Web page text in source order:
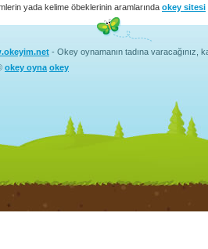
yada kelime öbeklerinin aramlarında okey sitesi
- Okey oynamanın tadına varacağınız,
okey oyna okey